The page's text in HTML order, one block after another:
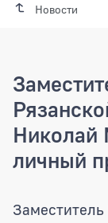
Новости
Николай
личный